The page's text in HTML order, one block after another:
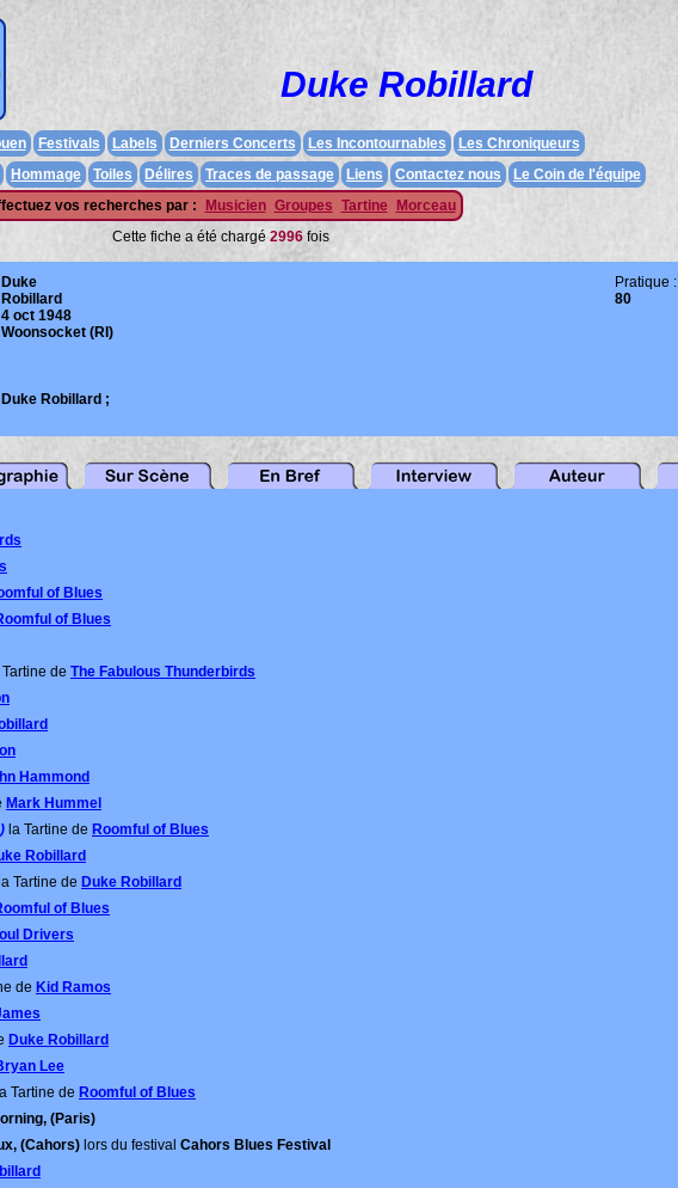
Duke Robillard
Festivals Labels Derniers Concerts Les Incontournables
Les Chroniqueurs
Hommage Toiles Délires Traces de passage Liens Contactez nous
Le Coin de l'équipe
vos recherches par :
Musicien Groupes Tartine
Morceau
Cette fiche a été chargé 2996 fois
Duke
Pratique :
80
Robillard
4 oct 1948
Woonsocket (RI)
Duke Robillard ;
of Blues
of Blues
Tartine de The Fabulous Thunderbirds
Hammond
Mark Hummel
la Tartine de Roomful of Blues
Robillard
la Tartine de Duke Robillard
of Blues
Drivers
de Kid Ramos
Duke Robillard
Lee
la Tartine de Roomful of Blues
(Paris)
(Cahors) lors du festival Cahors Blues Festival